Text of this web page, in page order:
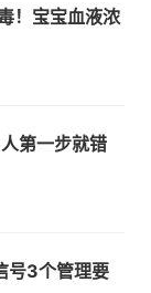
！宝宝血液浓
第一步就错
号3个管理要